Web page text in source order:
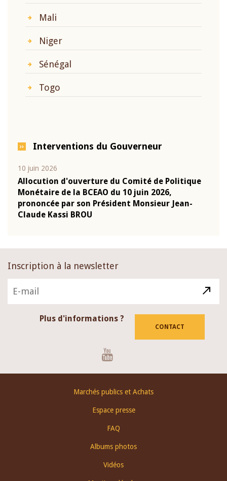
Mali
Niger
Sénégal
Togo
Interventions du Gouverneur
10 juin 2026
Allocution d'ouverture du Comité de Politique
Monétaire de la BCEAO du 10 juin 2026,
prononcée par son Président Monsieur Jean-
Claude Kassi BROU
Inscription à la newsletter
Plus d'informations ?
CONTACT
Marchés publics et Achats
Espace presse
FAQ
Albums photos
Vidéos